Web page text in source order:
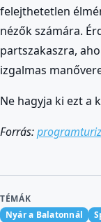
felejthetetlen
nézők számára.
partszakaszra,
izgalmas
Ne hagyja ki ezt a
Forrás:
TÉMÁK
Nyár a Balatonnál